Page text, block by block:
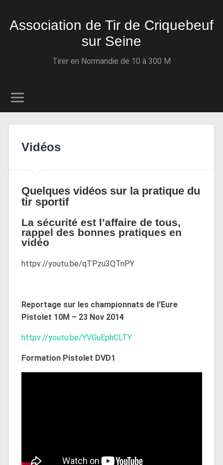
Association de Tir de Criquebeuf
sur Seine
Tirer en Normandie de 10 à 300 M
Vidéos
Quelques vidéos sur la pratique du
tir sportif
La sécurité est l’affaire de tous,
rappel des bonnes pratiques en
vidéo
httpv://youtu.be/qTPzu3QTnPY
Reportage sur les championnats de l’Eure
Pistolet 10M – 23 Nov 2014
httpv://youtu.be/YVGuEphCLTY
Formation Pistolet DVD1